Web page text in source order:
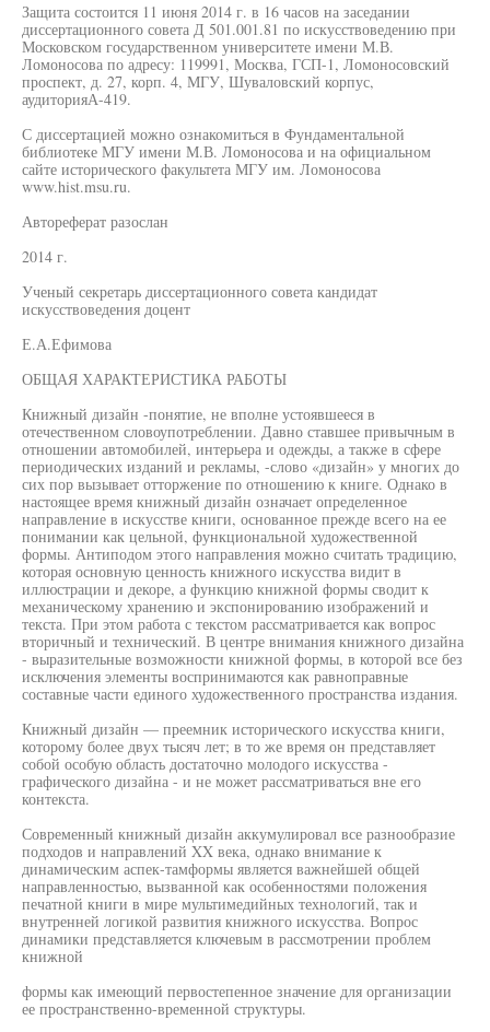
Защита состоится 11 июня 2014 г. в 16 часов на заседании
диссертационного совета Д 501.001.81 по искусствоведению при
Московском государственном университете имени М.В.
Ломоносова по адресу: 119991, Москва, ГСП-1, Ломоносовский
проспект, д. 27, корп. 4, МГУ, Шуваловский корпус,
аудиторияА-419.
С диссертацией можно ознакомиться в Фундаментальной
библиотеке МГУ имени М.В. Ломоносова и на официальном
сайте исторического факультета МГУ им. Ломоносова
www.hist.msu.ru.
Автореферат разослан
2014 г.
Ученый секретарь диссертационного совета кандидат
искусствоведения доцент
Е.А.Ефимова
ОБЩАЯ ХАРАКТЕРИСТИКА РАБОТЫ
Книжный дизайн -понятие, не вполне устоявшееся в
отечественном словоупотреблении. Давно ставшее привычным в
отношении автомобилей, интерьера и одежды, а также в сфере
периодических изданий и рекламы, -слово «дизайн» у многих до
сих пор вызывает отторжение по отношению к книге. Однако в
настоящее время книжный дизайн означает определенное
направление в искусстве книги, основанное прежде всего на ее
понимании как цельной, функциональной художественной
формы. Антиподом этого направления можно считать традицию,
которая основную ценность книжного искусства видит в
иллюстрации и декоре, а функцию книжной формы сводит к
механическому хранению и экспонированию изображений и
текста. При этом работа с текстом рассматривается как вопрос
вторичный и технический. В центре внимания книжного дизайна
- выразительные возможности книжной формы, в которой все без
исключения элементы воспринимаются как равноправные
составные части единого художественного пространства издания.
Книжный дизайн — преемник исторического искусства книги,
которому более двух тысяч лет; в то же время он представляет
собой особую область достаточно молодого искусства -
графического дизайна - и не может рассматриваться вне его
контекста.
Современный книжный дизайн аккумулировал все разнообразие
подходов и направлений XX века, однако внимание к
динамическим аспек-тамформы является важнейшей общей
направленностью, вызванной как особенностями положения
печатной книги в мире мультимедийных технологий, так и
внутренней логикой развития книжного искусства. Вопрос
динамики представляется ключевым в рассмотрении проблем
книжной
формы как имеющий первостепенное значение для организации
ее пространственно-временной структуры.